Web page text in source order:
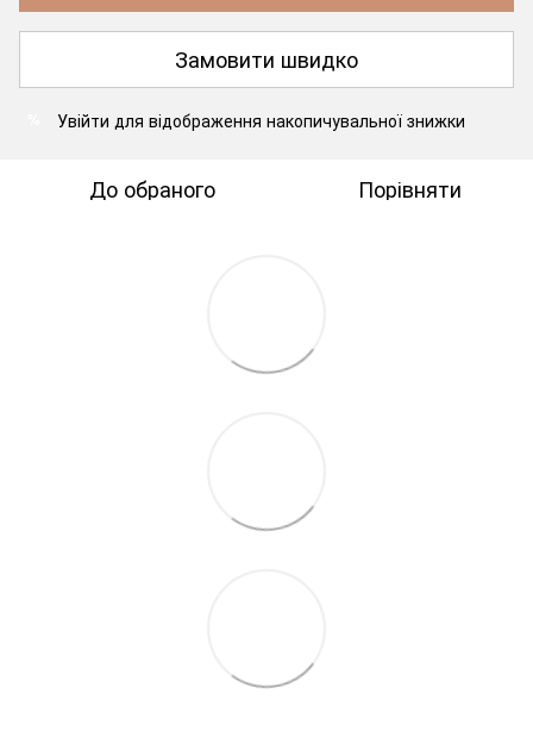
Замовити швидко
Увійти для відображення накопичувальної знижки
До обраного Порівняти